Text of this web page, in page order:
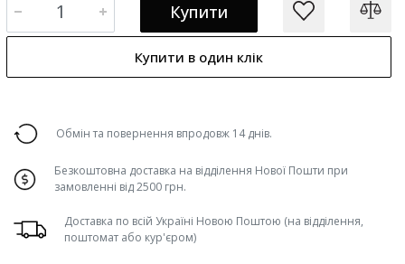
Купити
Купити в один клік
Обмін та повернення впродовж 14 днів.
Безкоштовна доставка на відділення Нової Пошти при
замовленні від 2500 грн.
Доставка по всій Україні Новою Поштою (на відділення,
поштомат або кур'єром)